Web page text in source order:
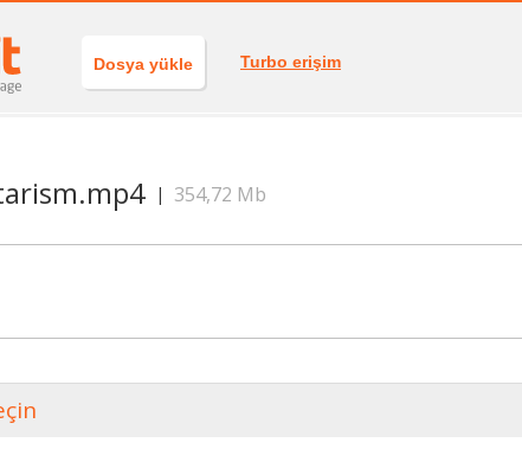
Dosya yükle Turbo erişim
| 354,72 Mb